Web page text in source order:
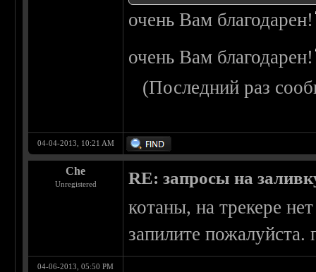
очень Вам благодарен!
очень Вам благодарен!
(Последний раз
04-04-2013, 10:21 AM
Che
Unregistered RE: запросы на
котаны, на трекере
запилите
04-06-2013, 05:50 PM